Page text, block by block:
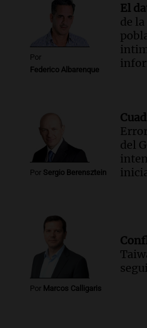
Por
Federico Albarenque
El
de
Por Sergio Berensztein
del
Por Marcos Calligaris